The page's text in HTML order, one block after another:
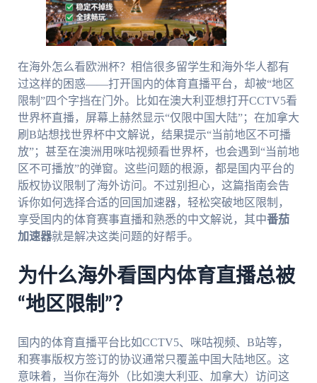
在海外怎么看欧洲杯？相信很多留学生和海外华人都有
过这样的困惑——打开国内的体育直播平台，却被“地区
限制”四个字挡在门外。比如在澳大利亚想打开CCTV5看
世界杯直播，屏幕上赫然显示“仅限中国大陆”；在加拿大
刷B站想找世界杯中文解说，结果提示“当前地区不可播
放”；甚至在澳洲用咪咕视频看世界杯，也会遇到“当前地
区不可播放”的弹窗。这些问题的根源，都是国内平台的
版权协议限制了海外访问。不过别担心，这篇指南会告
诉你如何选择合适的回国加速器，轻松突破地区限制，
享受国内的体育赛事直播和熟悉的中文解说，其中番茄
加速器就是解决这类问题的好帮手。
为什么海外看国内体育直播总被
“地区限制”？
国内的体育直播平台比如CCTV5、咪咕视频、B站等，
和赛事版权方签订的协议通常只覆盖中国大陆地区。这
意味着，当你在海外（比如澳大利亚、加拿大）访问这